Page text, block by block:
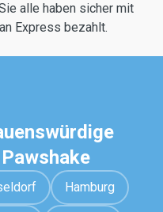
alle haben sicher mit
Express bezahlt.
Hamburg